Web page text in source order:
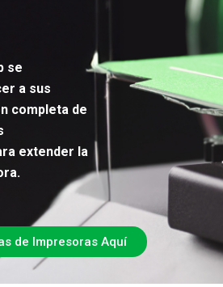
se
a sus
completa de
extender la
de Impresoras Aquí